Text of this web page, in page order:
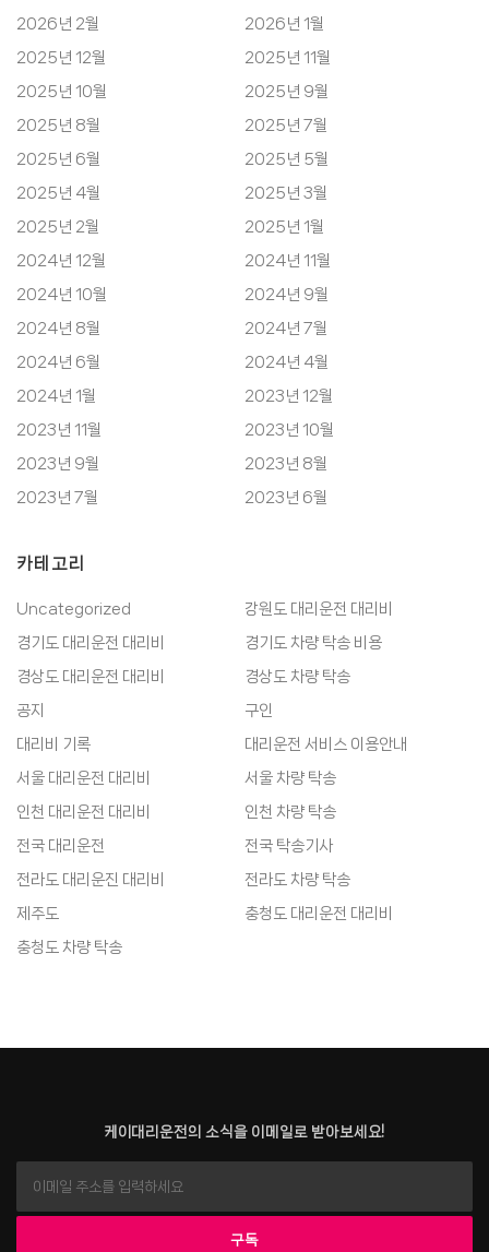
2026년 2월
2026년 1월
2025년 12월
2025년 11월
2025년 10월
2025년 9월
2025년 8월
2025년 7월
2025년 6월
2025년 5월
2025년 4월
2025년 3월
2025년 2월
2025년 1월
2024년 12월
2024년 11월
2024년 10월
2024년 9월
2024년 8월
2024년 7월
2024년 6월
2024년 4월
2024년 1월
2023년 12월
2023년 11월
2023년 10월
2023년 9월
2023년 8월
2023년 7월
2023년 6월
카테고리
Uncategorized
강원도 대리운전 대리비
경기도 대리운전 대리비
경기도 차량 탁송 비용
경상도 대리운전 대리비
경상도 차량 탁송
공지
구인
대리비 기록
대리운전 서비스 이용안내
서울 대리운전 대리비
서울 차량 탁송
인천 대리운전 대리비
인천 차량 탁송
전국 대리운전
전국 탁송기사
전라도 대리운진 대리비
전라도 차량 탁송
제주도
충청도 대리운전 대리비
충청도 차량 탁송
케이대리운전의 소식을 이메일로 받아보세요!